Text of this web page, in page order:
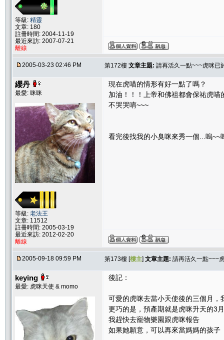
等級: 精靈
文章: 180
註冊時間: 2004-11-19
最近來訪: 2007-07-21
離線
2005-03-23 02:46 PM 第172樓 文章主題: 請再活久一點~~~虎咪已
纓丹
最愛: 咪咪
等級: 老法王
文章: 11512
註冊時間: 2005-03-19
最近來訪: 2012-02-20
離線
現在虎喵的情形有好一點了嗎？
加油！！！上帝和佛祖都會保祐虎喵
不哭哭唷~~~
看完後找我的小臭咪來秀一個...嗚~~
2005-09-18 09:59 PM 第173樓 [樓主] 文章主題: 請再活久一點~~~
keying
最愛: 虎咪天使 & momo
後記：
可愛的虎咪去當小天使後的三個月，
更巧的是，預產期就是虎咪升天的3
我趕快去寵物樂園跟虎咪報告
如果她願意，可以再來當媽媽的孩子